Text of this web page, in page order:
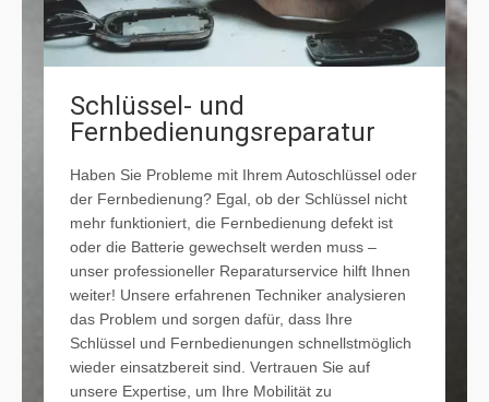
Schlüssel- und
Fernbedienungsreparatur
Haben Sie Probleme mit Ihrem Autoschlüssel oder
der Fernbedienung? Egal, ob der Schlüssel nicht
mehr funktioniert, die Fernbedienung defekt ist
oder die Batterie gewechselt werden muss –
unser professioneller Reparaturservice hilft Ihnen
weiter! Unsere erfahrenen Techniker analysieren
das Problem und sorgen dafür, dass Ihre
Schlüssel und Fernbedienungen schnellstmöglich
wieder einsatzbereit sind. Vertrauen Sie auf
unsere Expertise, um Ihre Mobilität zu